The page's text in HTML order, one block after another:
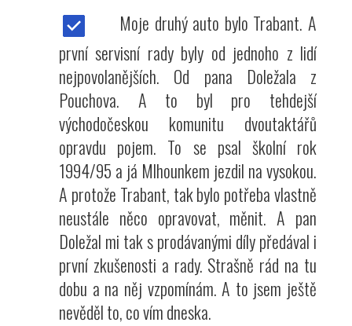
Moje druhý auto bylo Trabant. A
první servisní rady byly od jednoho z lidí
nejpovolanějších. Od pana Doležala z
Pouchova. A to byl pro tehdejší
východočeskou komunitu dvoutaktářů
opravdu pojem. To se psal školní rok
1994/95 a já Mlhounkem jezdil na vysokou.
A protože Trabant, tak bylo potřeba vlastně
neustále něco opravovat, měnit. A pan
Doležal mi tak s prodávanými díly předával i
první zkušenosti a rady. Strašně rád na tu
dobu a na něj vzpomínám. A to jsem ještě
nevěděl to, co vím dneska.